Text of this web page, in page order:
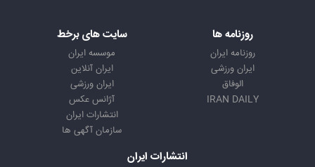
روزنامه ها
روزنامه ایران
ایران ورزشی
الوفاق
IRAN DAILY
سایت های برخط
موسسه ایران
ایران آنلاین
ایران ورزشی
آژانس عکس
انتشارات ایران
سازمان آگهی ها
انتشارات ایران